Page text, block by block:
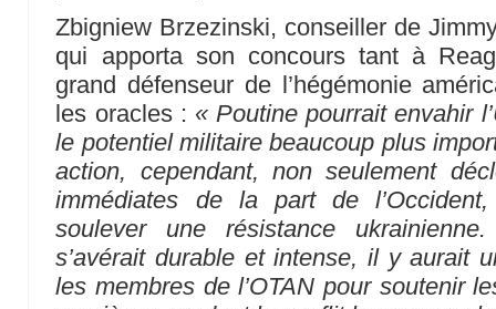
Zbigniew Brzezinski, conseiller de
qui apporta son concours tant à
grand défenseur de l’hégémonie
les oracles : « Poutine pourrait envahir
le potentiel militaire beaucoup plus
action, cependant, non seulement
immédiates de la part de
soulever une résistance
s’avérait durable et intense, il y aurait
les membres de l’OTAN pour soutenir